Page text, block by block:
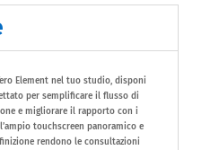
Element nel tuo studio, disponi
per semplificare il flusso di
e migliorare il rapporto con i
touchscreen panoramico e
rendono le consultazioni